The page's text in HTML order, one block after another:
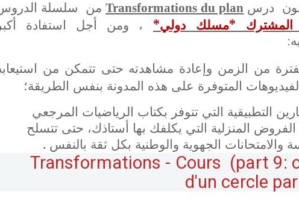
درس Transformations du planمن سلسلة
المشترك *مسلك دولي*
، ومن أجل استفادة أكبر
من الزمن وإعادة مشاهدته حتى تتمكن من
المتوفرة على هذه المدونة بنفس الطريقة؛
التطبيقية التي تتوفر بكتاب الرياضيات المرجعي
المنزلية التي يكلفك بها أستاذك، حتى تتسلح
الجهوية والوطنية بكل ثقة بالنفس .
Transformations - Cours (part 9:
d'un cercle